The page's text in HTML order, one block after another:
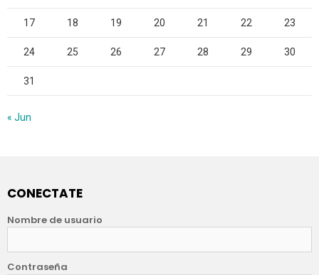
17 18 19 20 21 22 23
24 25 26 27 28 29 30
31
« Jun
CONECTATE
Nombre de usuario
Contraseña